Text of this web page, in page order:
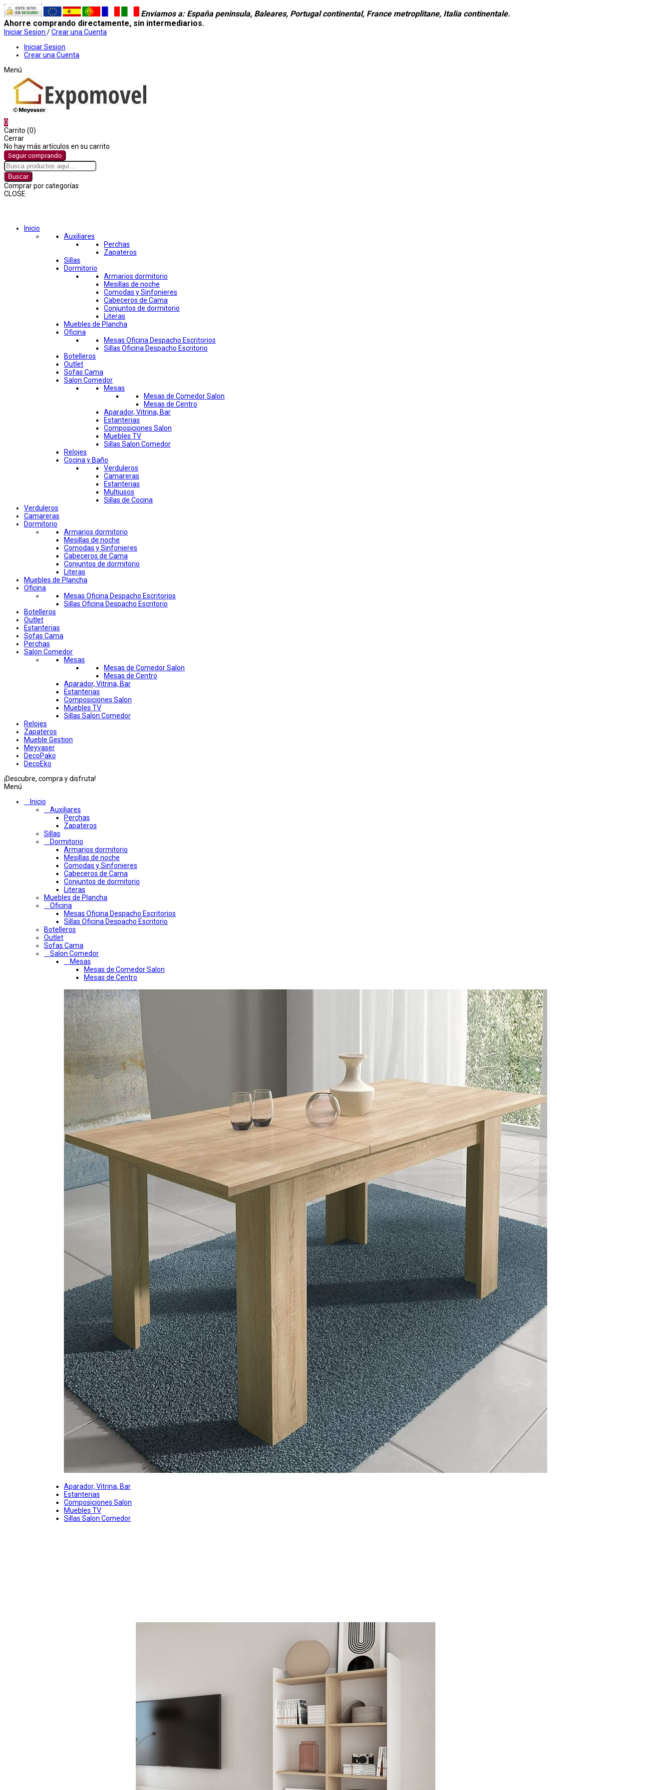
Enviamos a: España peninsula, Baleares, Portugal continental, France metroplitane, Italia continentale.
Ahorre comprando directamente, sin intermediarios.
Iniciar Sesion /Crear una Cuenta
Iniciar Sesion
Crear una Cuenta
Menú
0
Carrito (0)
Cerrar
No hay más artículos en su carrito
Seguir comprando
Buscar
Comprar por categorías
CLOSE
Inicio
Auxiliares
Perchas
Zapateros
Sillas
Dormitorio
Armarios dormitorio
Mesillas de noche
Comodas y Sinfonieres
Cabeceros de Cama
Conjuntos de dormitorio
Literas
Muebles de Plancha
Oficina
Mesas Oficina Despacho Escritorios
Sillas Oficina Despacho Escritorio
Botelleros
Outlet
Sofas Cama
Salon Comedor
Mesas
Mesas de Comedor Salon
Mesas de Centro
Aparador, Vitrina, Bar
Estanterias
Composiciones Salon
Muebles TV
Sillas Salon Comedor
Relojes
Cocina y Baño
Verduleros
Camareras
Estanterias
Multiusos
Sillas de Cocina
Verduleros
Camareras
Dormitorio
Armarios dormitorio
Mesillas de noche
Comodas y Sinfonieres
Cabeceros de Cama
Conjuntos de dormitorio
Literas
Muebles de Plancha
Oficina
Mesas Oficina Despacho Escritorios
Sillas Oficina Despacho Escritorio
Botelleros
Outlet
Estanterias
Sofas Cama
Perchas
Salon Comedor
Mesas
Mesas de Comedor Salon
Mesas de Centro
Aparador, Vitrina, Bar
Estanterias
Composiciones Salon
Muebles TV
Sillas Salon Comedor
Relojes
Zapateros
Mueble Gestion
Meyvaser
DecoPako
DecoEko
¡Descubre, compra y disfruta!
Menú
Inicio
Auxiliares
Perchas
Zapateros
Sillas
Dormitorio
Armarios dormitorio
Mesillas de noche
Comodas y Sinfonieres
Cabeceros de Cama
Conjuntos de dormitorio
Literas
Muebles de Plancha
Oficina
Mesas Oficina Despacho Escritorios
Sillas Oficina Despacho Escritorio
Botelleros
Outlet
Sofas Cama
Salon Comedor
Mesas
Mesas de Comedor Salon
Mesas de Centro
Aparador, Vitrina, Bar
Estanterias
Composiciones Salon
Muebles TV
Sillas Salon Comedor